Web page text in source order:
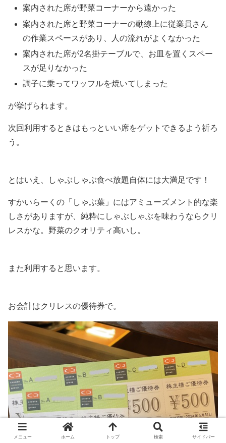
案内された席が野菜コーナーから遠かった
案内された席と野菜コーナーの動線上に従業員さん
の作業スペースがあり、人の流れがよくなかった
案内された席が2名掛テーブルで、お皿を置くスペー
スが足りなかった
調子に乗ってワッフルを焼いてしまった
が挙げられます。
次回利用するときはもっといい席をゲットできるよう祈ろ
う。
とはいえ、しゃぶしゃぶ食べ放題自体には大満足です！
すかいらーくの「しゃぶ葉」にはアミューズメント的な楽
しさがありますが、純粋にしゃぶしゃぶを味わうならクリ
レスかな。野菜のクオリティ高いし。
また利用すると思います。
お会計はクリレスの優待券で。
メニュー ホーム トップ 検索 サイドバー